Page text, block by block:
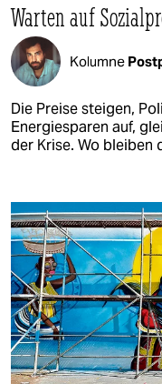
Warten auf
Kolumne
Die Preise steigen,
Energiesparen auf,
der Krise. Wo bleiben